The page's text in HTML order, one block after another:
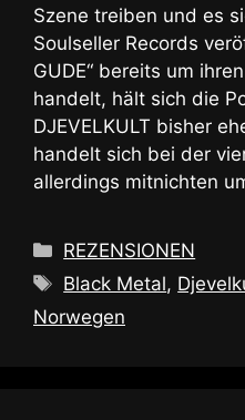
Szene treiben und es
Soulseller Records
GUDE“ bereits um
handelt, hält sich die
DJEVELKULT bisher
handelt sich bei der
allerdings mitnichten
Kategorien
REZENSIONEN
Schlagwörter
Black Metal,
Norwegen